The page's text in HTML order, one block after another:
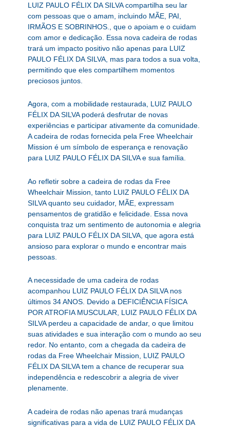
LUIZ PAULO FÉLIX DA SILVA compartilha seu lar
com pessoas que o amam, incluindo MÃE, PAI,
IRMÃOS E SOBRINHOS., que o apoiam e o cuidam
com amor e dedicação. Essa nova cadeira de rodas
trará um impacto positivo não apenas para LUIZ
PAULO FÉLIX DA SILVA, mas para todos a sua volta,
permitindo que eles compartilhem momentos
preciosos juntos.
Agora, com a mobilidade restaurada, LUIZ PAULO
FÉLIX DA SILVA poderá desfrutar de novas
experiências e participar ativamente da comunidade.
A cadeira de rodas fornecida pela Free Wheelchair
Mission é um símbolo de esperança e renovação
para LUIZ PAULO FÉLIX DA SILVA e sua família.
Ao refletir sobre a cadeira de rodas da Free
Wheelchair Mission, tanto LUIZ PAULO FÉLIX DA
SILVA quanto seu cuidador, MÃE, expressam
pensamentos de gratidão e felicidade. Essa nova
conquista traz um sentimento de autonomia e alegria
para LUIZ PAULO FÉLIX DA SILVA, que agora está
ansioso para explorar o mundo e encontrar mais
pessoas.
A necessidade de uma cadeira de rodas
acompanhou LUIZ PAULO FÉLIX DA SILVA nos
últimos 34 ANOS. Devido a DEFICIÊNCIA FÍSICA
POR ATROFIA MUSCULAR, LUIZ PAULO FÉLIX DA
SILVA perdeu a capacidade de andar, o que limitou
suas atividades e sua interação com o mundo ao seu
redor. No entanto, com a chegada da cadeira de
rodas da Free Wheelchair Mission, LUIZ PAULO
FÉLIX DA SILVA tem a chance de recuperar sua
independência e redescobrir a alegria de viver
plenamente.
A cadeira de rodas não apenas trará mudanças
significativas para a vida de LUIZ PAULO FÉLIX DA